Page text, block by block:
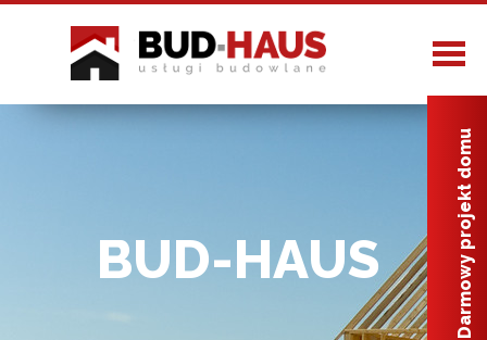
Darmowy projekt domu
Strona główna
Realizacje
Projekty
BUD-HAUS